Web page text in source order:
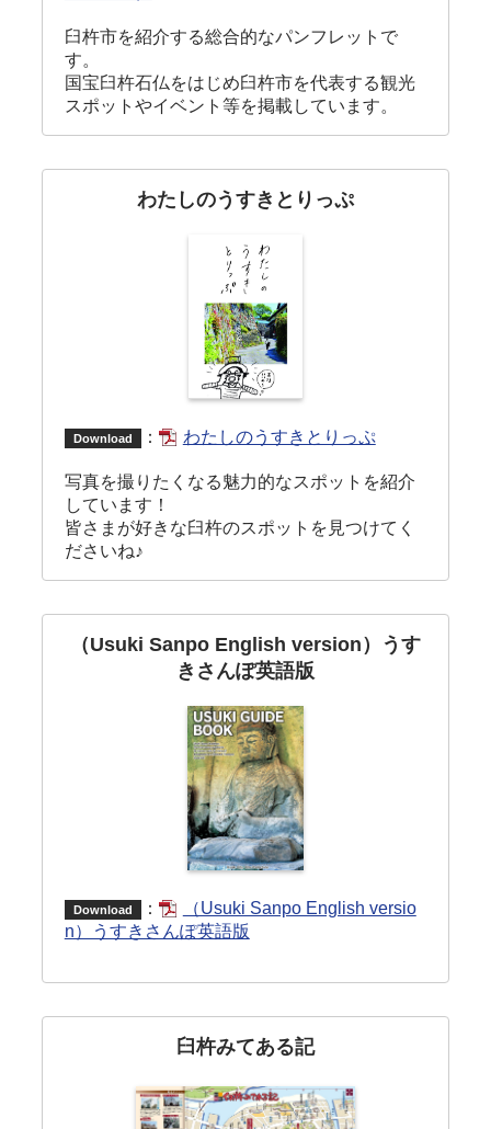
臼杵市を紹介する総合的なパンフレットで
す。
国宝臼杵石仏をはじめ臼杵市を代表する観光
スポットやイベント等を掲載しています。
わたしのうすきとりっぷ
Download ： わたしのうすきとりっぷ
写真を撮りたくなる魅力的なスポットを紹介
しています！
皆さまが好きな臼杵のスポットを見つけてく
ださいね♪
（Usuki Sanpo English version）うす
きさんぽ英語版
Download ：
（Usuki Sanpo English versio
n）うすきさんぽ英語版
臼杵みてある記